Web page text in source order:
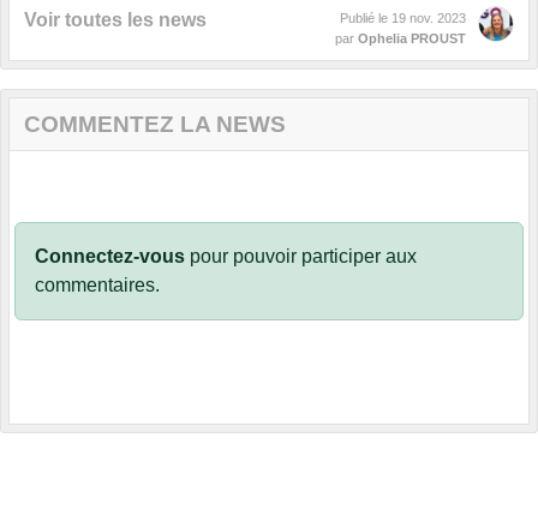
Voir toutes les news Publié le 19 nov. 2023
par Ophelia PROUST
COMMENTEZ LA NEWS
Connectez-vous pour pouvoir participer aux
commentaires.